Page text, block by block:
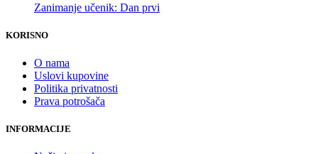
Zanimanje učenik: Dan prvi
KORISNO
O nama
Uslovi kupovine
Politika privatnosti
Prava potrošača
INFORMACIJE